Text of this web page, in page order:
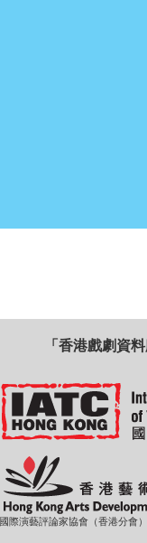
「香港戲劇資
國際演藝評論家協會（香港分會